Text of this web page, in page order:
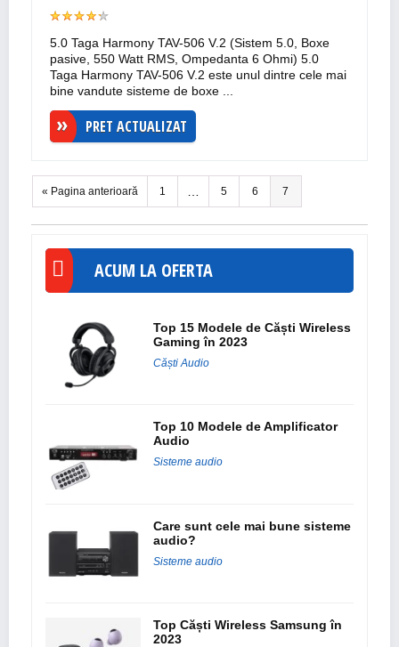
5.0 Taga Harmony TAV-506 V.2 (Sistem 5.0, Boxe
pasive, 550 Watt RMS, Ompedanta 6 Ohmi) 5.0
Taga Harmony TAV-506 V.2 este unul dintre cele mai
bine vandute sisteme de boxe ...
PRET ACTUALIZAT
« Pagina anterioară 1 5 6 7
ACUM LA OFERTA
Top 15 Modele de Căști Wireless
Gaming în 2023
Căști Audio
Top 10 Modele de Amplificator
Audio
Sisteme audio
Care sunt cele mai bune sisteme
audio?
Sisteme audio
Top Căști Wireless Samsung în
2023